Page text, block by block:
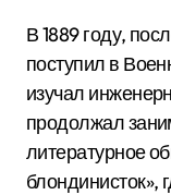
В 1889 году,
поступил в
изучал
продолжал
литературное
блондинисток»,